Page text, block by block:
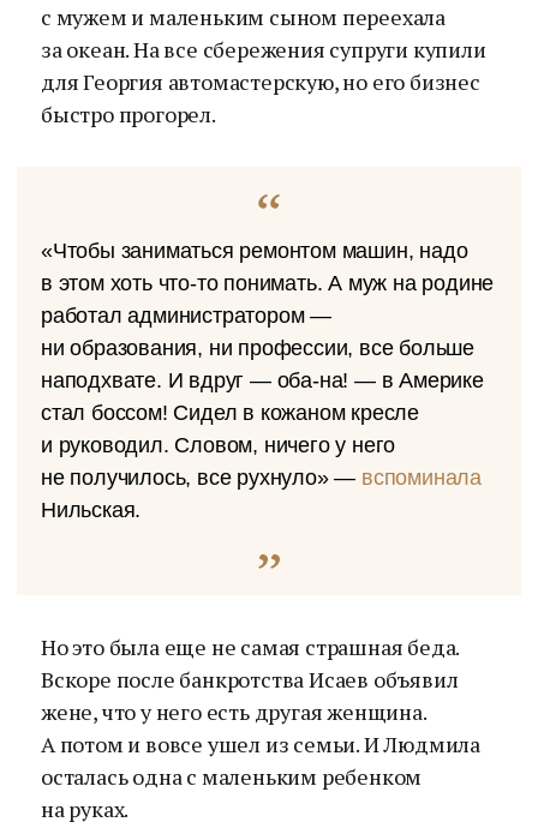
с мужем и маленьким сыном переехала
за океан. На все сбережения супруги купили
для Георгия автомастерскую, но его бизнес
быстро прогорел.
«Чтобы заниматься ремонтом машин, надо
в этом хоть что-то понимать. А муж на родине
работал администратором —
ни образования, ни профессии, все больше
наподхвате. И вдруг — оба-на! — в Америке
стал боссом! Сидел в кожаном кресле
и руководил. Словом, ничего у него
не получилось, все рухнуло» — вспоминала
Нильская.
Но это была еще не самая страшная беда.
Вскоре после банкротства Исаев объявил
жене, что у него есть другая женщина.
А потом и вовсе ушел из семьи. И Людмила
осталась одна с маленьким ребенком
на руках.